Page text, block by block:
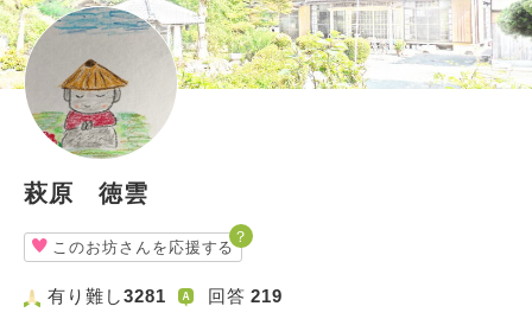
萩原 徳雲
このお坊さんを応援する
？
有り難し3281 回答 219